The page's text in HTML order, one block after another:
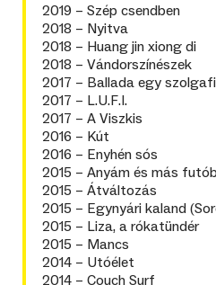
2019 – Szép csendben
2018 – Nyitva
2018 – Huang jin xiong di
2018 – Vándorszínészek
2017 – Ballada egy
2017 – L.U.F.I.
2017 – A Viszkis
2016 – Kút
2016 – Enyhén sós
2015 – Anyám és más
2015 – Átváltozás
2015 – Egynyári kaland
2015 – Liza, a rókatündér
2015 – Mancs
2014 – Utóélet
2014 – Couch Surf